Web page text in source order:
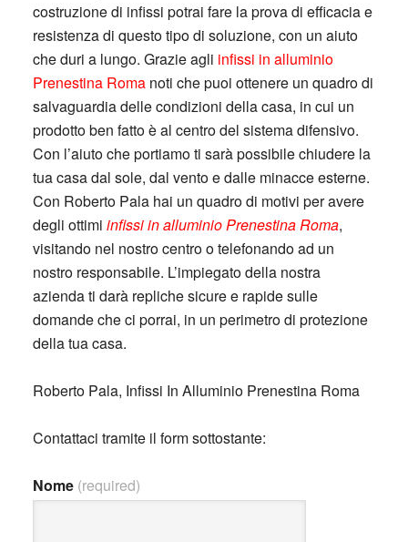
costruzione di infissi potrai fare la prova di efficacia e
resistenza di questo tipo di soluzione, con un aiuto
che duri a lungo. Grazie agli infissi in alluminio
Prenestina Romanoti che puoi ottenere un quadro di
salvaguardia delle condizioni della casa, in cui un
prodotto ben fatto è al centro del sistema difensivo.
Con l’aiuto che portiamo ti sarà possibile chiudere la
tua casa dal sole, dal vento e dalle minacce esterne.
Con Roberto Pala hai un quadro di motivi per avere
degli ottimi infissi in alluminio Prenestina Roma,
visitando nel nostro centro o telefonando ad un
nostro responsabile. L’impiegato della nostra
azienda ti darà repliche sicure e rapide sulle
domande che ci porrai, in un perimetro di protezione
della tua casa.
Roberto Pala, Infissi In Alluminio Prenestina Roma
Contattaci tramite il form sottostante:
Nome (required)